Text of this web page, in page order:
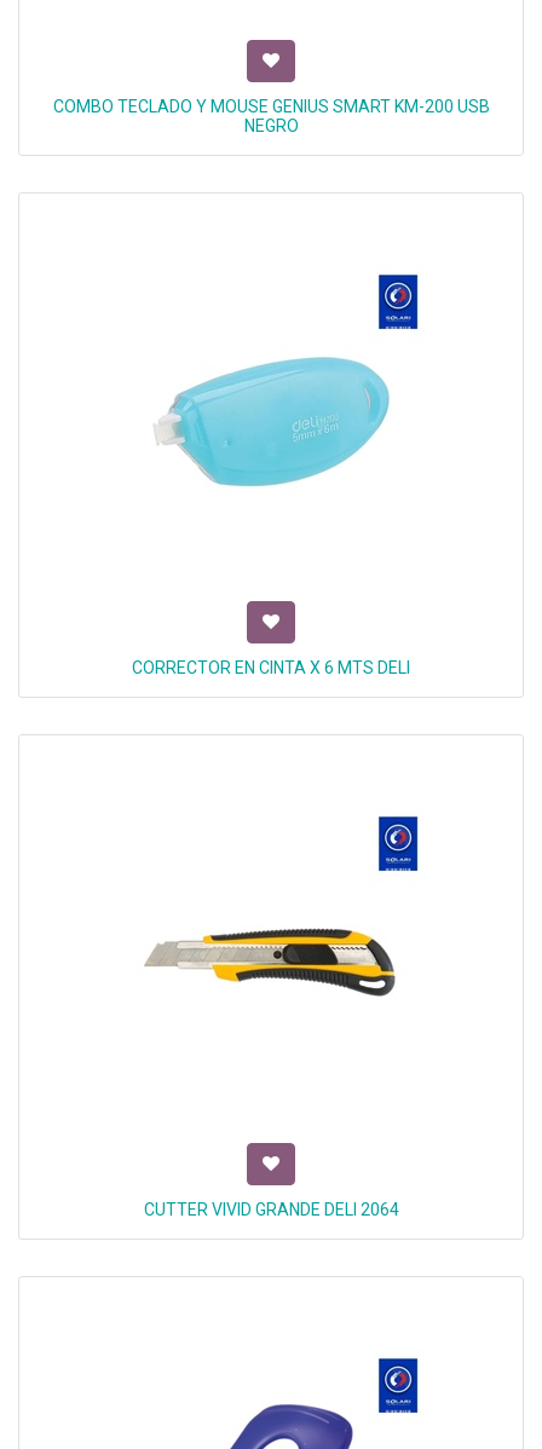
COMBO TECLADO Y MOUSE GENIUS SMART KM-200 USB
NEGRO
CORRECTOR EN CINTA X 6 MTS DELI
CUTTER VIVID GRANDE DELI 2064